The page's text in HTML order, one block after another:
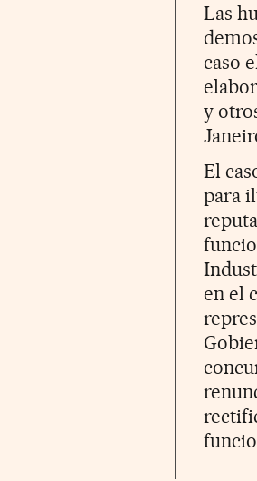
Las
caso
y
El
para
en el